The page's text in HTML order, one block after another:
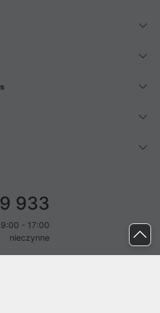
933
9:00 - 17:00
nieczynne